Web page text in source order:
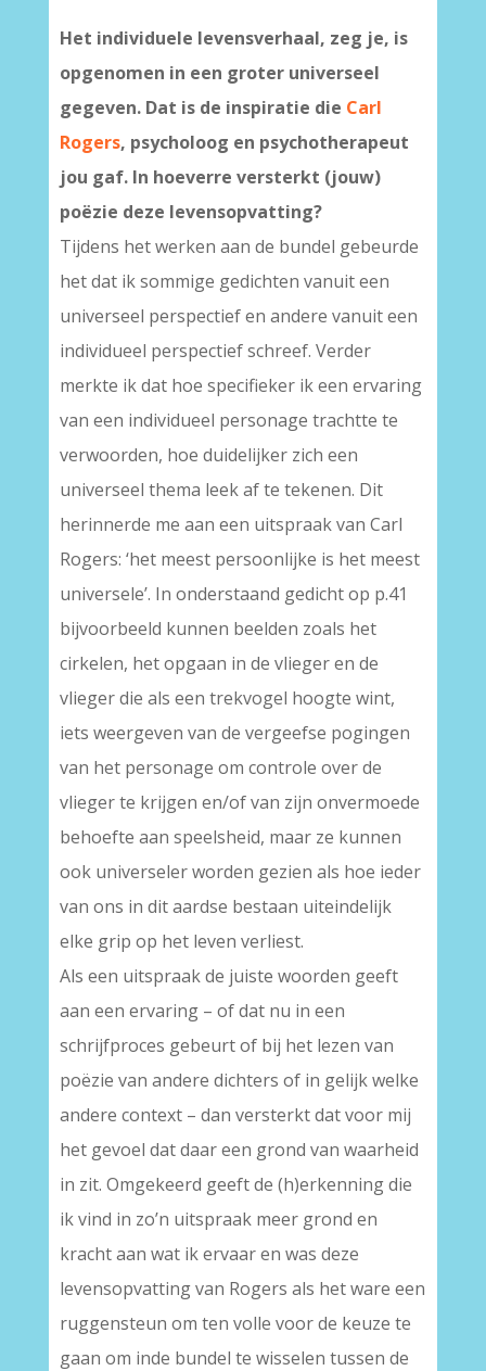
Het individuele levensverhaal, zeg je, is
opgenomen in een groter universeel
gegeven. Dat is de inspiratie die Carl
Rogers, psycholoog en psychotherapeut
jou gaf. In hoeverre versterkt (jouw)
poëzie deze levensopvatting?
Tijdens het werken aan de bundel gebeurde
het dat ik sommige gedichten vanuit een
universeel perspectief en andere vanuit een
individueel perspectief schreef. Verder
merkte ik dat hoe specifieker ik een ervaring
van een individueel personage trachtte te
verwoorden, hoe duidelijker zich een
universeel thema leek af te tekenen. Dit
herinnerde me aan een uitspraak van Carl
Rogers: ‘het meest persoonlijke is het meest
universele’. In onderstaand gedicht op p.41
bijvoorbeeld kunnen beelden zoals het
cirkelen, het opgaan in de vlieger en de
vlieger die als een trekvogel hoogte wint,
iets weergeven van de vergeefse pogingen
van het personage om controle over de
vlieger te krijgen en/of van zijn onvermoede
behoefte aan speelsheid, maar ze kunnen
ook universeler worden gezien als hoe ieder
van ons in dit aardse bestaan uiteindelijk
elke grip op het leven verliest.
Als een uitspraak de juiste woorden geeft
aan een ervaring – of dat nu in een
schrijfproces gebeurt of bij het lezen van
poëzie van andere dichters of in gelijk welke
andere context – dan versterkt dat voor mij
het gevoel dat daar een grond van waarheid
in zit. Omgekeerd geeft de (h)erkenning die
ik vind in zo’n uitspraak meer grond en
kracht aan wat ik ervaar en was deze
levensopvatting van Rogers als het ware een
ruggensteun om ten volle voor de keuze te
gaan om inde bundel te wisselen tussen de